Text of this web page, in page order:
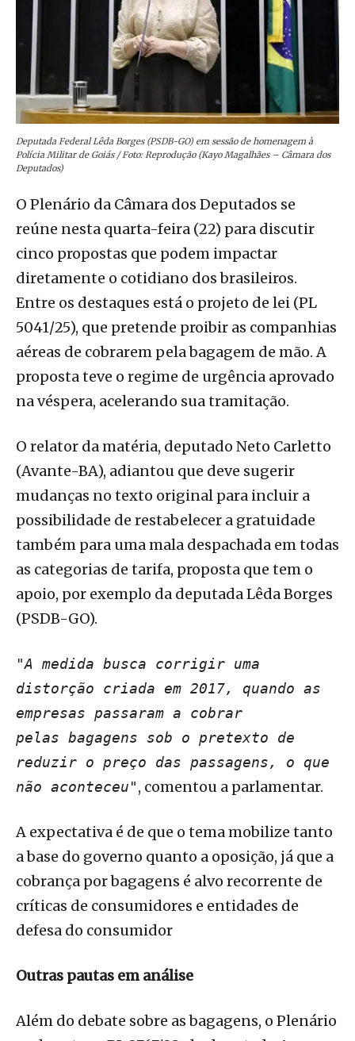
Deputada Federal Lêda Borges (PSDB-GO) em sessão de homenagem à
Polícia Militar de Goiás / Foto: Reprodução (Kayo Magalhães – Câmara dos
Deputados)
O Plenário da Câmara dos Deputados se
reúne nesta quarta-feira (22) para discutir
cinco propostas que podem impactar
diretamente o cotidiano dos brasileiros.
Entre os destaques está o projeto de lei (PL
5041/25), que pretende proibir as companhias
aéreas de cobrarem pela bagagem de mão. A
proposta teve o regime de urgência aprovado
na véspera, acelerando sua tramitação.
O relator da matéria, deputado Neto Carletto
(Avante-BA), adiantou que deve sugerir
mudanças no texto original para incluir a
possibilidade de restabelecer a gratuidade
também para uma mala despachada em todas
as categorias de tarifa, proposta que tem o
apoio, por exemplo da deputada Lêda Borges
(PSDB-GO).
"A medida busca corrigir uma
distorção criada em 2017, quando as
empresas passaram a cobrar
pelas bagagens sob o pretexto de
reduzir o preço das passagens, o que
não aconteceu", comentou a parlamentar.
A expectativa é de que o tema mobilize tanto
a base do governo quanto a oposição, já que a
cobrança por bagagens é alvo recorrente de
críticas de consumidores e entidades de
defesa do consumidor
Outras pautas em análise
Além do debate sobre as bagagens, o Plenário